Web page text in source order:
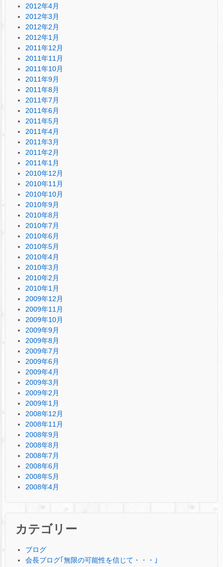
2012年4月
2012年3月
2012年2月
2012年1月
2011年12月
2011年11月
2011年10月
2011年9月
2011年8月
2011年7月
2011年6月
2011年5月
2011年4月
2011年3月
2011年2月
2011年1月
2010年12月
2010年11月
2010年10月
2010年9月
2010年8月
2010年7月
2010年6月
2010年5月
2010年4月
2010年3月
2010年2月
2010年1月
2009年12月
2009年11月
2009年10月
2009年9月
2009年8月
2009年7月
2009年6月
2009年4月
2009年3月
2009年2月
2009年1月
2008年12月
2008年11月
2008年9月
2008年8月
2008年7月
2008年6月
2008年5月
2008年4月
カテゴリー
ブログ
会長ブログ｢無限の可能性を信じて・・・｣